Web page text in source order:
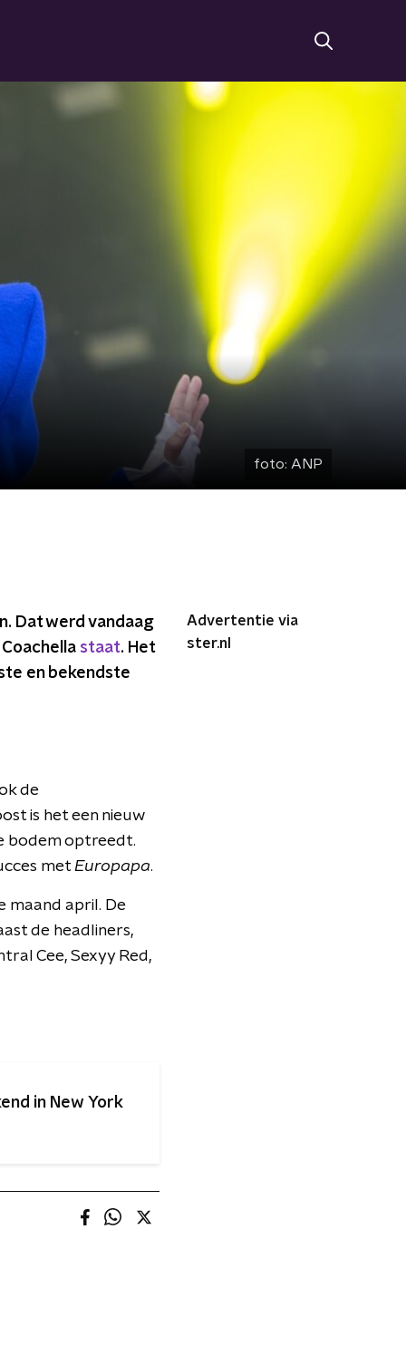
foto: ANP
Dat werd vandaag
staat. Het
en bekendste
de
is het een nieuw
bodem optreedt.
met Europapa.
maand april. De
de headliners,
Cee, Sexyy Red,
in New York
Advertentie via
ster.nl